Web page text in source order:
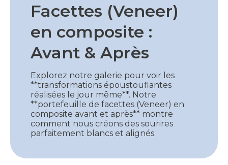
Facettes (Veneer)
en composite :
Avant & Après
Explorez notre galerie pour voir les
**transformations époustouflantes
réalisées le jour même**. Notre
**portefeuille de facettes (Veneer) en
composite avant et après** montre
comment nous créons des sourires
parfaitement blancs et alignés.